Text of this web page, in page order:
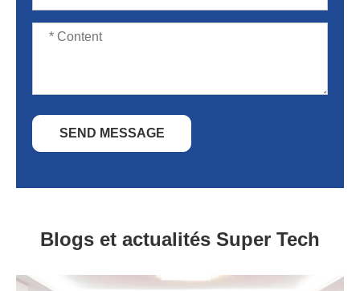
SEND MESSAGE
Blogs et actualités Super Tech